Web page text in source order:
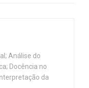
Análise do
Docência no
da